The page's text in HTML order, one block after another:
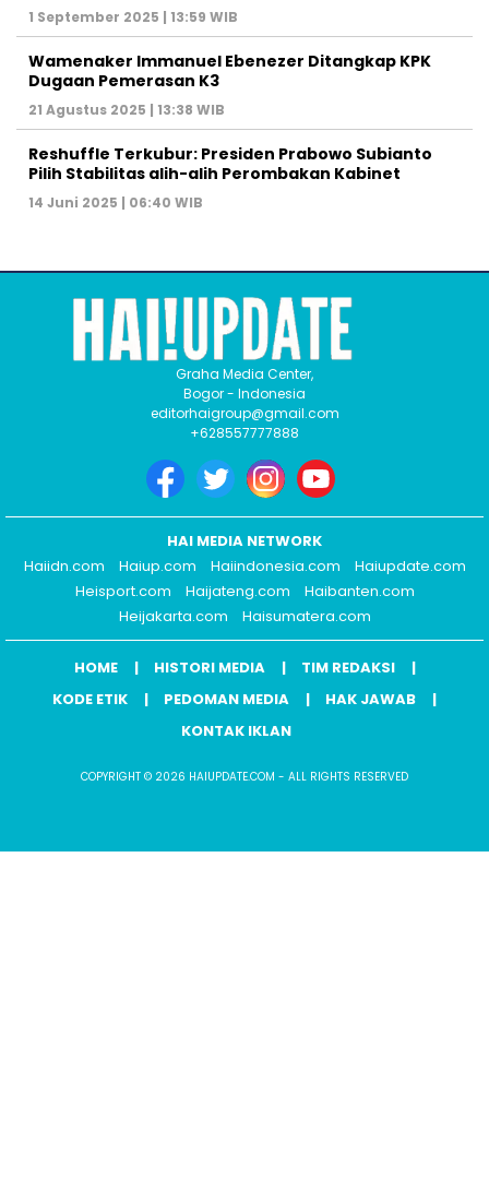
1 September 2025 | 13:59 WIB
Wamenaker Immanuel Ebenezer Ditangkap KPK
Dugaan Pemerasan K3
21 Agustus 2025 | 13:38 WIB
Reshuffle Terkubur: Presiden Prabowo Subianto
Pilih Stabilitas alih-alih Perombakan Kabinet
14 Juni 2025 | 06:40 WIB
Graha Media Center,
Bogor - Indonesia
editorhaigroup@gmail.com
+628557777888
HAI MEDIA NETWORK
Haiidn.com
Haiup.com Haiindonesia.com
Haiupdate.com
Heisport.com
Haijateng.com
Haibanten.com
Heijakarta.com
Haisumatera.com
HOME HISTORI MEDIA
TIM REDAKSI
KODE ETIK
PEDOMAN MEDIA
HAK JAWAB
KONTAK IKLAN
COPYRIGHT © 2026 HAIUPDATE.COM - ALL RIGHTS RESERVED